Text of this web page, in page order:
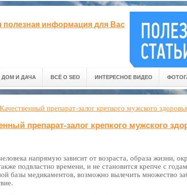
полезная информация для Вас
ДОМ И ДАЧА ВСЁ О SEO ИНТЕРЕСНОЕ ВИДЕО
Качественный препарат-залог крепкого мужского
препарат-залог крепкого мужского
напрямую зависит от возраста, образа жизни,
подвластно времени, и не становится крепче с
базы медикаментов, возможно вылечить множество